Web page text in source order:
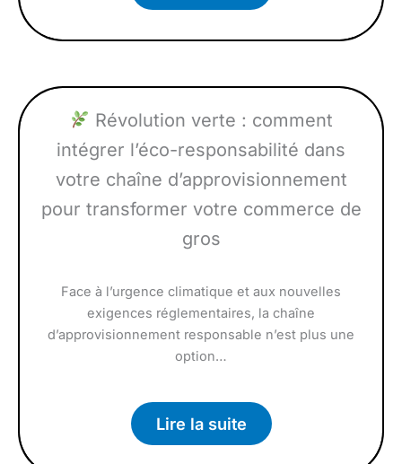
Révolution verte : comment
intégrer l’éco-responsabilité dans
votre chaîne d’approvisionnement
pour transformer votre commerce de
gros
Face à l’urgence climatique et aux nouvelles
exigences réglementaires, la chaîne
d’approvisionnement responsable n’est plus une
option…
Lire la suite